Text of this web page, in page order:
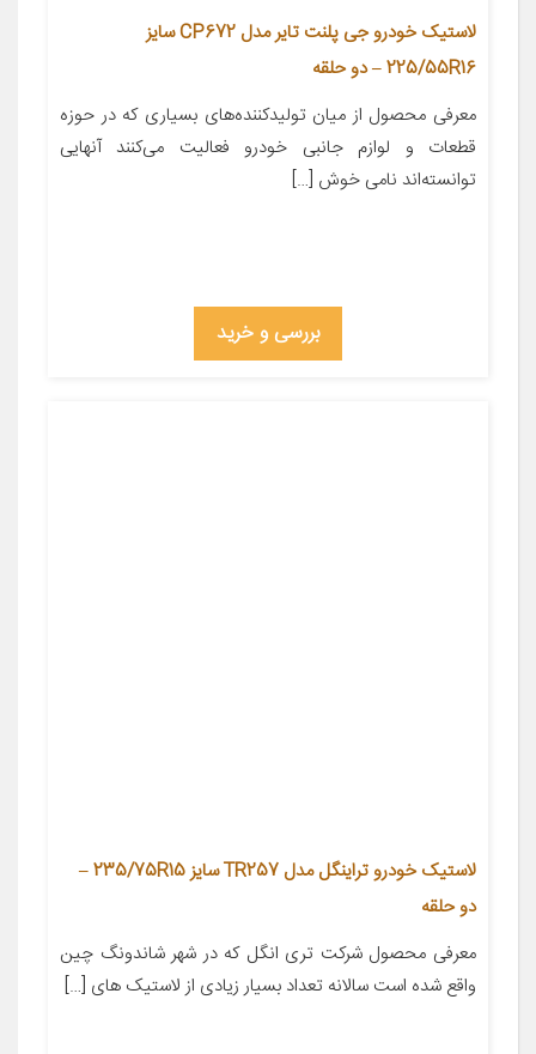
لاستیک خودرو جی پلنت تایر مدل CP672 سایز
225/55R16 – دو حلقه
معرفی محصول از میان تولیدکننده‌های بسیاری که در حوزه
قطعات و لوازم جانبی خودرو فعالیت می‌کنند آنهایی
توانسته‌اند نامی خوش […]
بررسی و خرید
لاستیک خودرو تراینگل مدل TR257 سایز 235/75R15 –
دو حلقه
معرفی محصول شرکت تری انگل که در شهر شاندونگ چین
واقع شده است سالانه تعداد بسیار زیادی از لاستیک های […]